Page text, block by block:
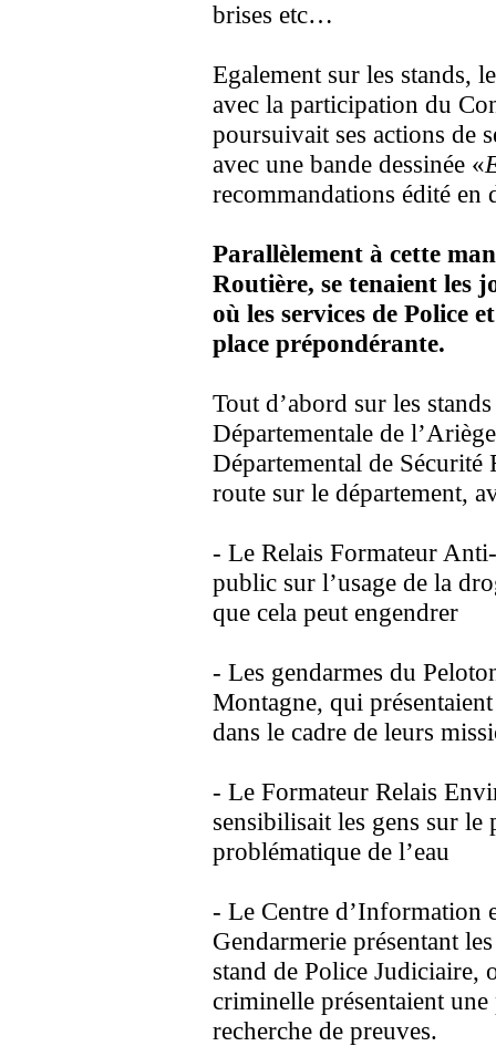
brises etc…
Egalement sur les stands,
avec la participation du
poursuivait ses actions de
avec une bande dessinée «
recommandations édité en
Parallèlement à cette
Routière, se tenaient les
où les services de Police
place prépondérante.
Tout d’abord sur les
Départementale de
Départemental de Sécurité
route sur le département,
- Le Relais Formateur
public sur l’usage de la
que cela peut engendrer
- Les gendarmes du
Montagne, qui
dans le cadre de leurs
- Le Formateur Relais
sensibilisait les gens sur le
problématique de l’eau
- Le Centre d’Information
Gendarmerie présentant
stand de Police Judiciaire,
criminelle présentaient
recherche de preuves.